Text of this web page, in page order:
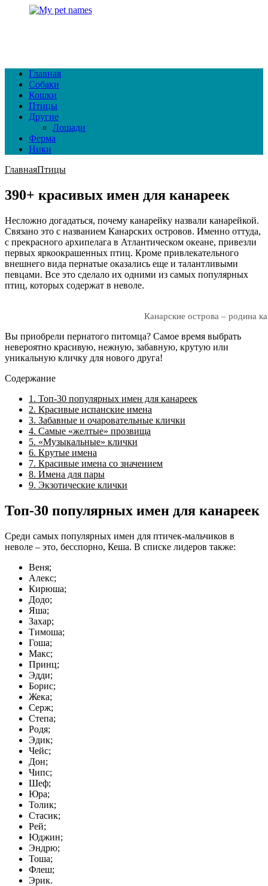
Главная
Собаки
Кошки
Птицы
Другие
Лошади
Ферма
Ники
ГлавнаяПтицы
390+ красивых имен для канареек
Несложно догадаться, почему канарейку назвали канарейкой.
Связано это с названием Канарских островов. Именно оттуда,
с прекрасного архипелага в Атлантическом океане, привезли
первых яркоокрашенных птиц. Кроме привлекательного
внешнего вида пернатые оказались еще и талантливыми
певцами. Все это сделало их одними из самых популярных
птиц, которых содержат в неволе.
Канарские острова – родина
Вы приобрели пернатого питомца? Самое время выбрать
невероятно красивую, нежную, забавную, крутую или
уникальную кличку для нового друга!
Содержание
1. Топ-30 популярных имен для канареек
2. Красивые испанские имена
3. Забавные и очаровательные клички
4. Самые «желтые» прозвища
5. «Музыкальные» клички
6. Крутые имена
7. Красивые имена со значением
8. Имена для пары
9. Экзотические клички
Топ-30 популярных имен для канареек
Среди самых популярных имен для птичек-мальчиков в
неволе – это, бесспорно, Кеша. В списке лидеров также:
Веня;
Алекс;
Кирюша;
Додо;
Яша;
Захар;
Тимоша;
Гоша;
Макс;
Принц;
Эдди;
Борис;
Жека;
Серж;
Степа;
Родя;
Эдик;
Чейс;
Дон;
Чипс;
Шеф;
Юра;
Толик;
Стасик;
Рей;
Юджин;
Эндрю;
Тоша;
Флеш;
Эрик.